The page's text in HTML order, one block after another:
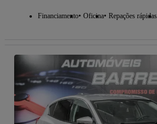
Financiamento Oficina Repações rápidas